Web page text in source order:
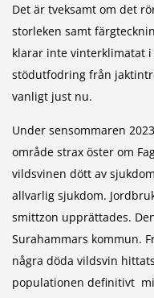
Det är tveksamt om det
storleken samt
klarar inte vinterklimatat
stödutfodring från
vanligt just nu.
Under sensommaren
område strax öster om
vildsvinen dött av
allvarlig sjukdom.
smittzon upprättades.
Surahammars kommun.
några döda vildsvin
populationen definitivt